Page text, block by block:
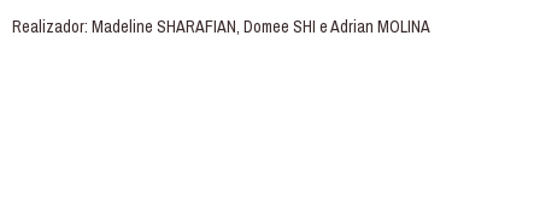
Realizador: Madeline SHARAFIAN, Domee SHI e Adrian MOLINA